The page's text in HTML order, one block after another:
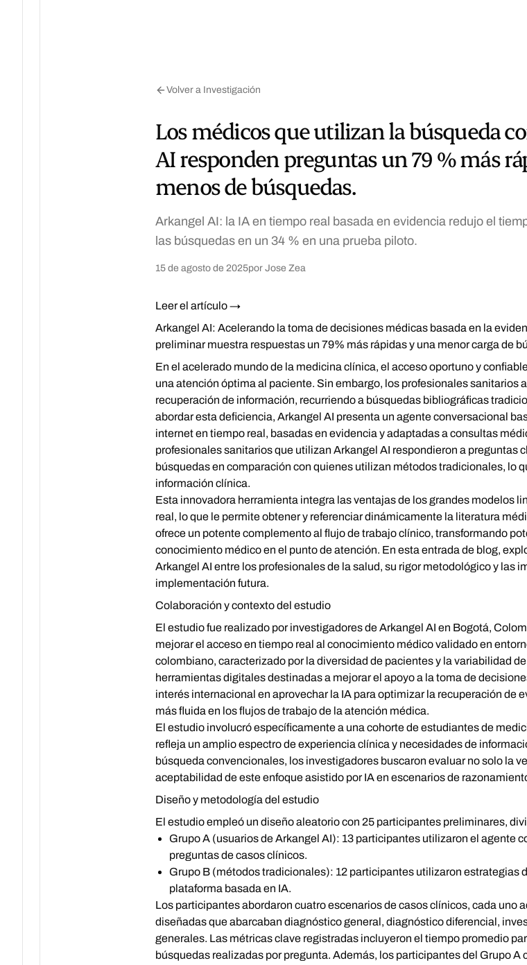
Volver a Investigación
Los médicos que utilizan la búsqueda
AI responden preguntas un 79 % más
menos de búsquedas.
Arkangel AI: la IA en tiempo real basada en evidencia redujo el
las búsquedas en un 34 % en una prueba piloto.
15 de agosto de 2025por Jose Zea
Leer el artículo →
Arkangel AI: Acelerando la toma de decisiones médicas basada en la
preliminar muestra respuestas un 79% más rápidas y una menor carga de
En el acelerado mundo de la medicina clínica, el acceso oportuno y
una atención óptima al paciente. Sin embargo, los profesionales sanitarios
recuperación de información, recurriendo a búsquedas bibliográficas
abordar esta deficiencia, Arkangel AI presenta un agente conversacional
internet en tiempo real, basadas en evidencia y adaptadas a consultas
profesionales sanitarios que utilizan Arkangel AI respondieron a preguntas
búsquedas en comparación con quienes utilizan métodos tradicionales, lo
información clínica.
Esta innovadora herramienta integra las ventajas de los grandes modelos
real, lo que le permite obtener y referenciar dinámicamente la literatura
ofrece un potente complemento al flujo de trabajo clínico, transformando
conocimiento médico en el punto de atención. En esta entrada de blog,
Arkangel AI entre los profesionales de la salud, su rigor metodológico y las
implementación futura.
Colaboración y contexto del estudio
El estudio fue realizado por investigadores de Arkangel AI en Bogotá,
mejorar el acceso en tiempo real al conocimiento médico validado en
colombiano, caracterizado por la diversidad de pacientes y la variabilidad
herramientas digitales destinadas a mejorar el apoyo a la toma de
interés internacional en aprovechar la IA para optimizar la recuperación de
más fluida en los flujos de trabajo de la atención médica.
El estudio involucró específicamente a una cohorte de estudiantes de
refleja un amplio espectro de experiencia clínica y necesidades de
búsqueda convencionales, los investigadores buscaron evaluar no solo la
aceptabilidad de este enfoque asistido por IA en escenarios de
Diseño y metodología del estudio
El estudio empleó un diseño aleatorio con 25 participantes preliminares,
Grupo A (usuarios de Arkangel AI): 13 participantes utilizaron el agente
preguntas de casos clínicos.
Grupo B (métodos tradicionales): 12 participantes utilizaron estrategias
plataforma basada en IA.
Los participantes abordaron cuatro escenarios de casos clínicos, cada uno
diseñadas que abarcaban diagnóstico general, diagnóstico diferencial,
generales. Las métricas clave registradas incluyeron el tiempo promedio
búsquedas realizadas por pregunta. Además, los participantes del Grupo